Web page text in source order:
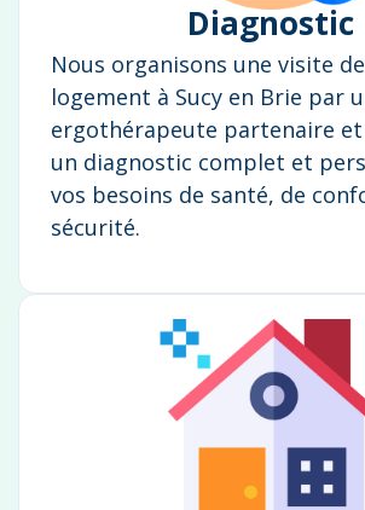
Diagnostic
Nous organisons une visite
logement à Sucy en Brie par
ergothérapeute partenaire
un diagnostic complet et
vos besoins de santé, de
sécurité.